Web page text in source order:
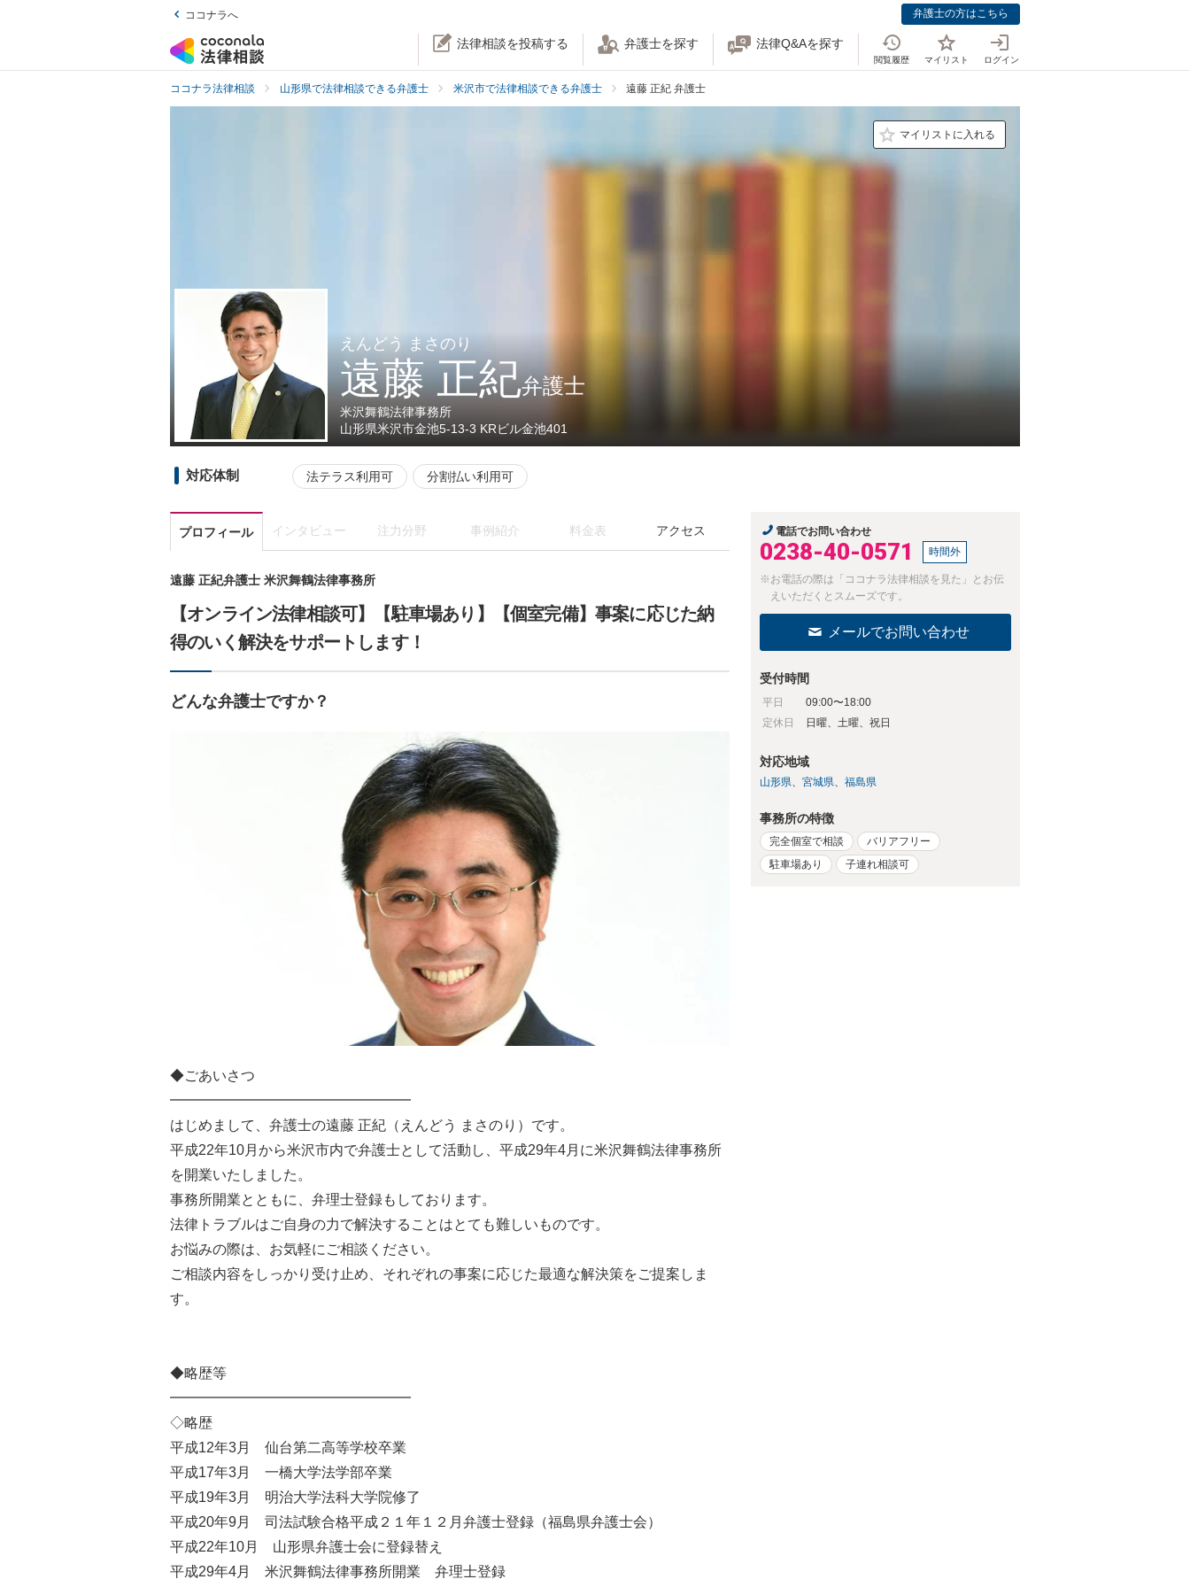
ココナラへ 弁護士の方はこちら
法律相談を投稿する 弁護士を探す 法律Q&Aを探す
閲覧履歴 マイリスト ログイン
ココナラ法律相談 山形県で法律相談できる弁護士 米沢市で法律相談できる弁護士 遠藤 正紀 弁護士
マイリストに入れる
えんどう まさのり
遠藤 正紀弁護士
米沢舞鶴法律事務所
山形県米沢市金池5-13-3 KRビル金池401
対応体制 法テラス利用可 分割払い利用可
プロフィール インタビュー 注力分野 事例紹介 料金表 アクセス
遠藤 正紀弁護士 米沢舞鶴法律事務所
【オンライン法律相談可】【駐車場あり】【個室完備】事案に応じた納
得のいく解決をサポートします！
どんな弁護士ですか？
◆ごあいさつ
━━━━━━━━━━━━━━━━━
はじめまして、弁護士の遠藤 正紀（えんどう まさのり）です。
平成22年10月から米沢市内で弁護士として活動し、平成29年4月に米沢舞鶴法律事務所
を開業いたしました。
事務所開業とともに、弁理士登録もしております。
法律トラブルはご自身の力で解決することはとても難しいものです。
お悩みの際は、お気軽にご相談ください。
ご相談内容をしっかり受け止め、それぞれの事案に応じた最適な解決策をご提案しま
す。
◆略歴等
━━━━━━━━━━━━━━━━━
◇略歴
平成12年3月 仙台第二高等学校卒業
平成17年3月 一橋大学法学部卒業
平成19年3月 明治大学法科大学院修了
平成20年9月 司法試験合格平成２１年１２月弁護士登録（福島県弁護士会）
平成22年10月 山形県弁護士会に登録替え
平成29年4月 米沢舞鶴法律事務所開業 弁理士登録
電話でお問い合わせ
0238-40-0571 時間外
※お電話の際は「ココナラ法律相談を見た」とお伝
えいただくとスムーズです。
メールでお問い合わせ
受付時間
平日
09:00〜18:00
定休日
日曜、土曜、祝日
対応地域
山形県 宮城県 福島県
事務所の特徴
完全個室で相談
バリアフリー
駐車場あり
子連れ相談可